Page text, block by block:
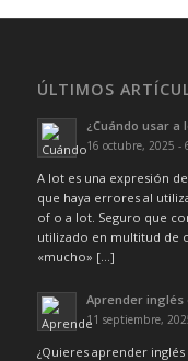
ÚLTIMOS
¿Cuándo usar a
16 octubre, 2025 -
A lot es una expresión
que haya errores al
of o a lot. Seguro que
utilizado en multitud de
«mucho» […]
Aprender inglés
11 septiembre,
¿Quieres aprender